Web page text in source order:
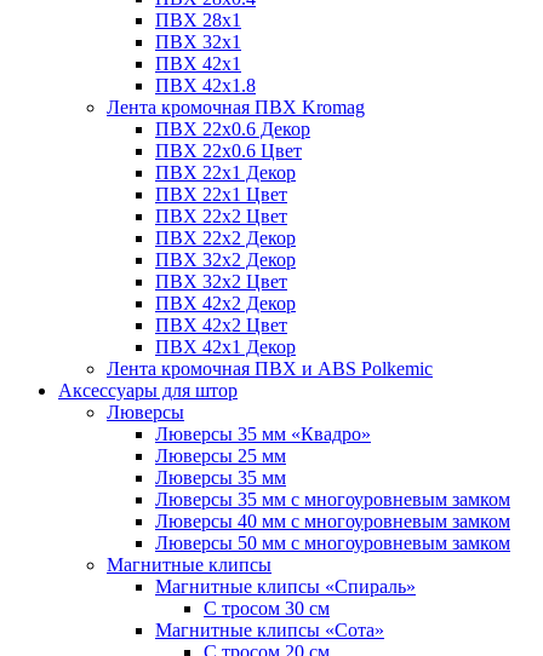
ПВХ 28х1
ПВХ 32x1
ПВХ 42х1
ПВХ 42х1.8
Лента кромочная ПВХ Kromag
ПВХ 22x0.6 Декор
ПВХ 22x0.6 Цвет
ПВХ 22x1 Декор
ПВХ 22x1 Цвет
ПВХ 22x2 Цвет
ПВХ 22x2 Декор
ПВХ 32x2 Декор
ПВХ 32x2 Цвет
ПВХ 42x2 Декор
ПВХ 42x2 Цвет
ПВХ 42x1 Декор
Лента кромочная ПВХ и ABS Polkemic
Аксессуары для штор
Люверсы
Люверсы 35 мм «Квадро»
Люверсы 25 мм
Люверсы 35 мм
Люверсы 35 мм с многоуровневым замком
Люверсы 40 мм с многоуровневым замком
Люверсы 50 мм с многоуровневым замком
Магнитные клипсы
Магнитные клипсы «Спираль»
С тросом 30 см
Магнитные клипсы «Сота»
С тросом 20 см